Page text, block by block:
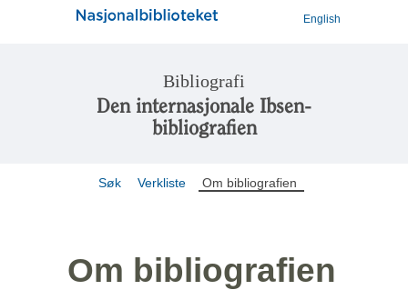
English
Bibliografi
Den internasjonale Ibsen-
bibliografien
Søk Verkliste Om bibliografien
Om bibliografien